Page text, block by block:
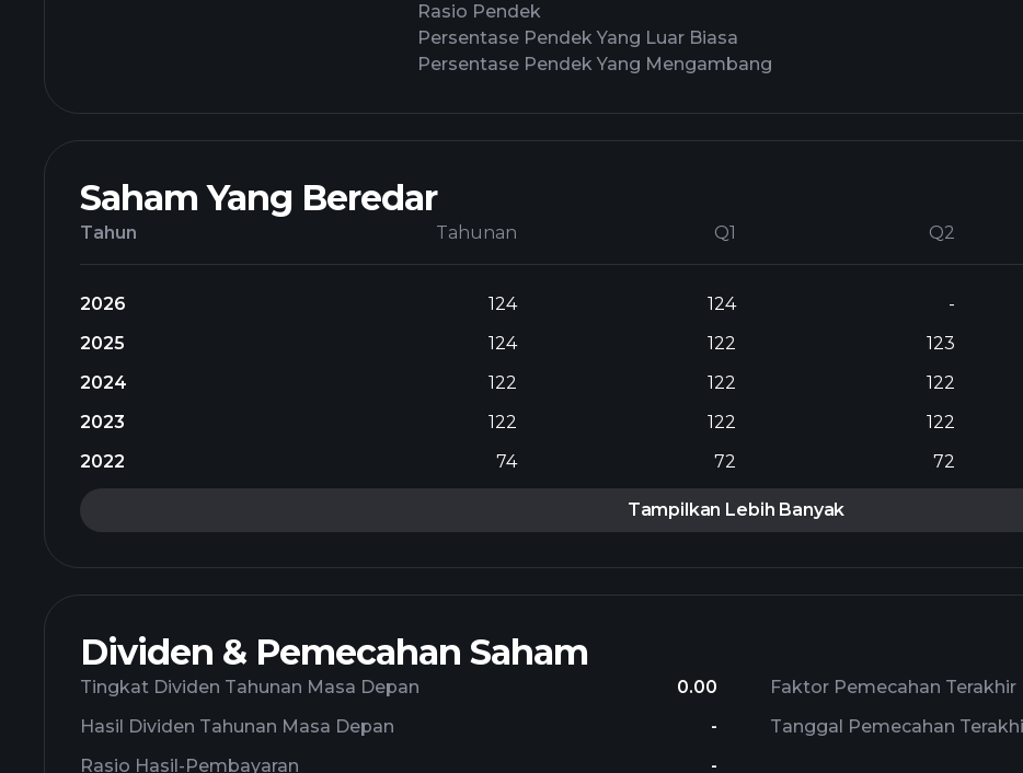
Rasio Pendek
Persentase Pendek Yang Luar Biasa
Persentase Pendek Yang Mengambang
Saham Yang Beredar
Tahun Tahunan Q1 Q2
2026 124 124 -
2025
124 122 123
2024
122 122 122
2023
122 122 122
2022
74 72 72
Tampilkan Lebih Banyak
Dividen & Pemecahan Saham
Tingkat Dividen Tahunan Masa Depan
0.00
Hasil Dividen Tahunan Masa Depan
-
Rasio Hasil-Pembayaran
-
Faktor Pemecahan Terakhir
Tanggal Pemecahan